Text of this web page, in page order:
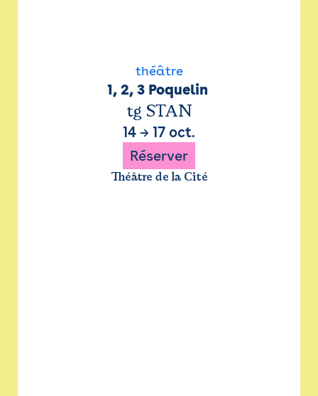
théâtre
1, 2, 3 Poquelin
tg STAN
14 → 17 oct.
Réserver
Théâtre de la Cité